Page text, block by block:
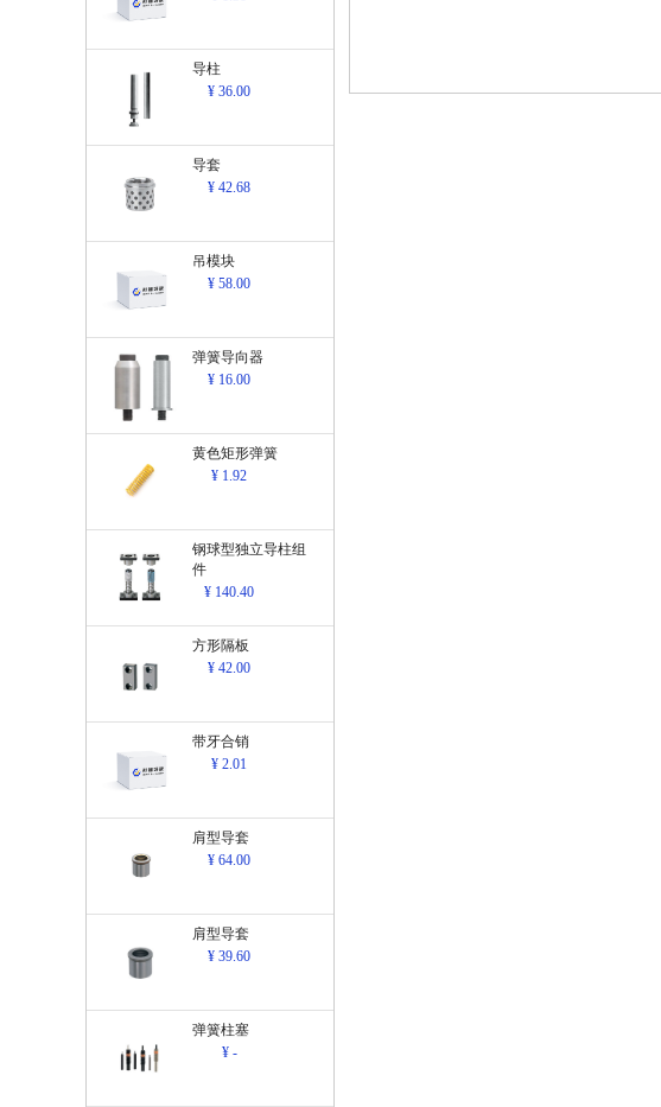
导柱
¥ 36.00
导套
¥ 42.68
吊模块
¥ 58.00
弹簧导向器
¥ 16.00
黄色矩形弹簧
¥ 1.92
钢球型独立导柱组
件
¥ 140.40
方形隔板
¥ 42.00
带牙合销
¥ 2.01
肩型导套
¥ 64.00
肩型导套
¥ 39.60
弹簧柱塞
¥ -